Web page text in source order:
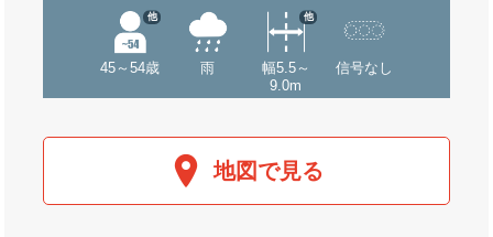
45～54歳
他
雨
幅5.5～
9.0m
他
信号なし
地図で見る